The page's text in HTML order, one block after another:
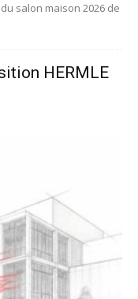
salon maison 2026 de
HERMLE